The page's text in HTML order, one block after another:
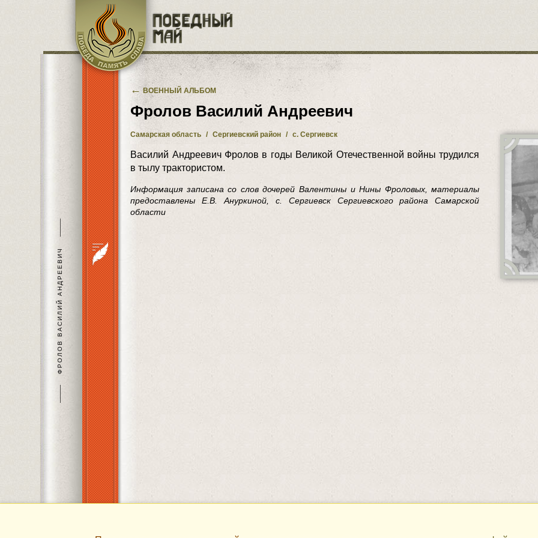
Перейти к основному содержанию
ФРОЛОВ ВАСИЛИЙ АНДРЕЕВИЧ
←ВОЕННЫЙ АЛЬБОМ
Фролов Василий Андреевич
Самарская область / Сергиевский район / с. Сергиевск
Василий Андреевич Фролов в годы Великой Отечественной войны трудился
в тылу трактористом.
Информация записана со слов дочерей Валентины и Нины Фроловых, материалы
предоставлены Е.В. Ануркиной, с. Сергиевск Сергиевского района Самарской
области